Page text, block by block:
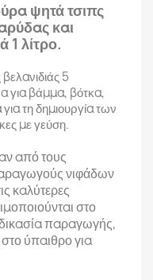
ψητά τσιπς
και
1 λίτρο.
5
για βάμμα, βότκα,
τη δημιουργία των
με γεύση.
από τους
νιφάδων
καλύτερες
στο
παραγωγής,
ύπαιθρο για